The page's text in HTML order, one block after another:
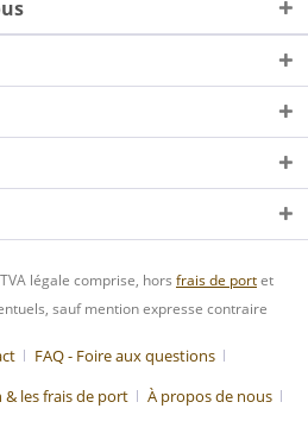
légale comprise, hors frais de portet
sauf mention expresse contraire
FAQ - Foire aux questions
les frais de port
À propos de nous